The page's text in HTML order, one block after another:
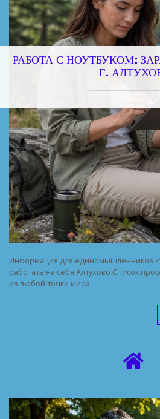
РАБОТА С НОУТБУКОМ:
Г.
Информация для единомышленников
работать на себя Алтухово Список
из любой точки мира.